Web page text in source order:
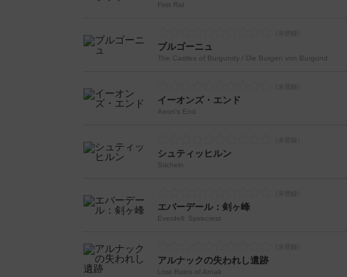
First Rat
ブルゴーニュ
The Castles of Burgundy / Die Burgen von Burgund
イーオンズ・エンド
Aeon's End
シュティッヒルン
Sticheln
エバーデール：剣ヶ峰
Everdell: Spirecrest
アルナックの失われし遺跡
Lost Ruins of Arnak